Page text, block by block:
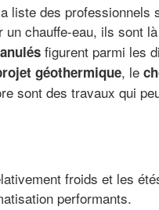
liste des professionnels
chauffe-eau, ils sont
figurent parmi les
géothermique, le
sont des travaux qui
froids et les
performants.